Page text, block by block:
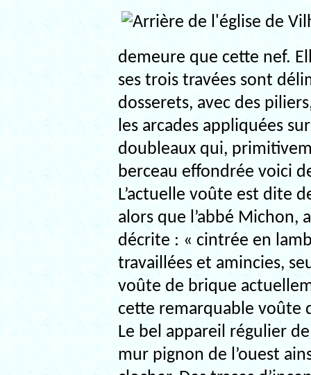
demeure que cette nef.
ses trois travées sont
dosserets, avec des
les arcades appliquées
doubleaux qui,
berceau effondrée voici
L’actuelle voûte est dite
alors que l’abbé Michon,
décrite : « cintrée en
travaillées et amincies,
voûte de brique
cette remarquable voûte
Le bel appareil régulier
mur pignon de l’ouest